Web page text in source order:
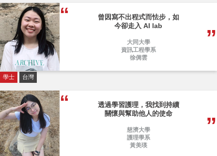
曾因寫不出程式而怯步，如
今卻走入 AI lab
大同大學
資訊工程學系
徐倜雲
學士 台灣
透過學習護理，我找到持續
關懷與幫助他人的使命
慈濟大學
護理學系
黃美瑛